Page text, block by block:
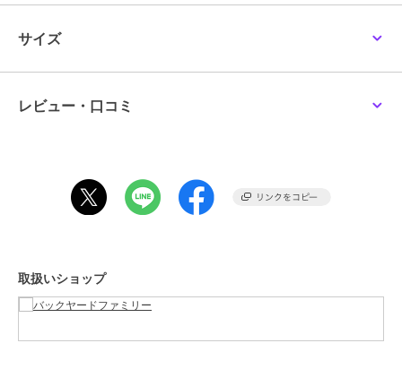
【写真×お花】
写真とお花を一緒に飾れるので、お仏壇などに置いても華やかな印
【インテリアとして】
チョイス。ペットのお悔やみにも◎
【贈り物に】
プリザーブドフラワー、MDF
【生産国】
サイズ
レビュー・口コミ
取扱いショップ